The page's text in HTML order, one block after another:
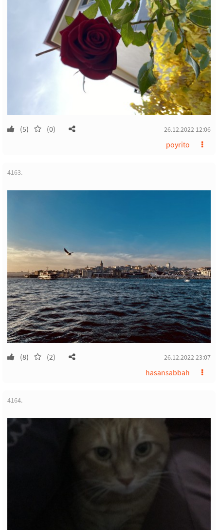
(5) (0) 26.12.2022 12:06
poyrito
4163.
(8) (2) 26.12.2022 23:07
hasansabbah
4164.